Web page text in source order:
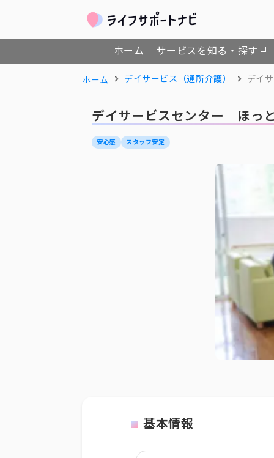
ホーム サービスを知る・探す
ホーム デイサービス（通所介護） デイ
デイサービスセンター ほっ
安心感 スタッフ安定
基本情報